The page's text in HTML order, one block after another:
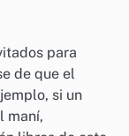
para
de que el
si un
maní,